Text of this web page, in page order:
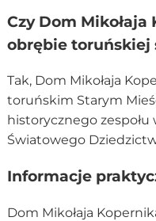
Czy Dom
obrębie toruńskiej
Tak, Dom Mikołaja
toruńskim Starym
historycznego
Światowego
Informacje
Dom Mikołaja